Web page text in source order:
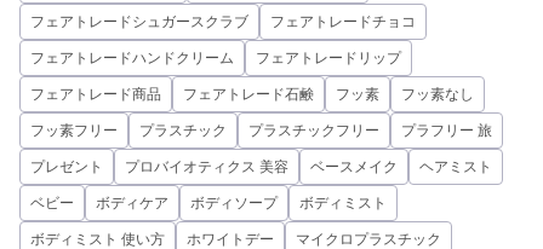
フェアトレードシュガースクラブ フェアトレードチョコ
フェアトレードハンドクリーム フェアトレードリップ
フェアトレード商品 フェアトレード石鹸 フッ素 フッ素なし
フッ素フリー プラスチック プラスチックフリー プラフリー 旅
プレゼント プロバイオティクス 美容 ベースメイク ヘアミスト
ベビー ボディケア ボディソープ ボディミスト
ボディミスト 使い方 ホワイトデー マイクロプラスチック